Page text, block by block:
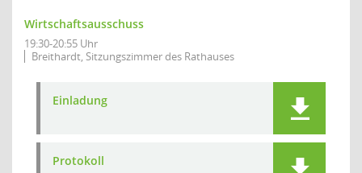
Wirtschaftsausschuss
19:30-20:55 Uhr
Breithardt, Sitzungszimmer des Rathauses
Einladung
Protokoll